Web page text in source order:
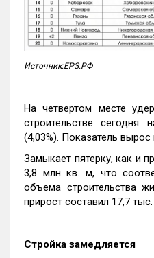
Источник:ЕРЗ.РФ
На четвертом месте
строительстве
(4,03%). Показатель вырос
Замыкает пятерку, как и
3,8 млн кв. м, что
объема строительства
прирост составил 17,7 тыс.
Стройка замедляется